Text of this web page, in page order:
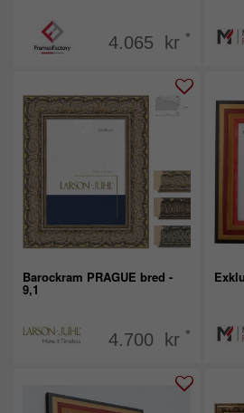
4.065 kr *
Barockram PRAGUE bred -
9,1
4.700 kr *